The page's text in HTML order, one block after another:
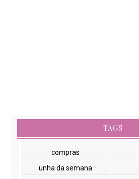
TAGS
compras
unha da semana